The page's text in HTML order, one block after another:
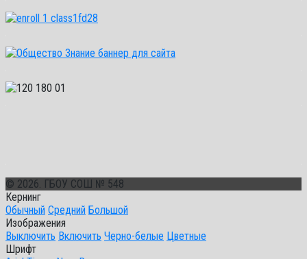
© 2026. ГБОУ СОШ № 548
Кернинг
Обычный Средний Большой
Изображения
Выключить Включить Черно-белые Цветные
Шрифт